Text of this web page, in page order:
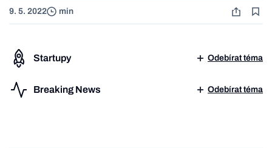
9. 5. 2022 min
Startupy Odebírat téma
Breaking News Odebírat téma